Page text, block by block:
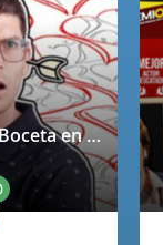
Despechao - Álvaro Boceta en Madrid